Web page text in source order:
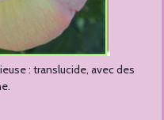
: translucide, avec des